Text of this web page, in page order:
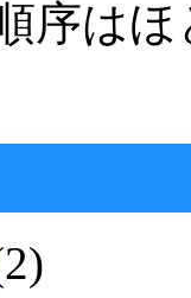
序は